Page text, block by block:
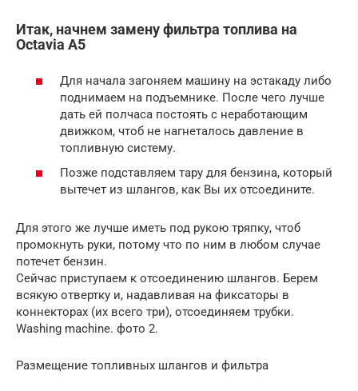
Итак, начнем замену фильтра топлива на
Octavia А5
Для начала загоняем машину на эстакаду либо
поднимаем на подъемнике. После чего лучше
дать ей полчаса постоять с неработающим
движком, чтоб не нагнеталось давление в
топливную систему.
Позже подставляем тару для бензина, который
вытечет из шлангов, как Вы их отсоедините.
Для этого же лучше иметь под рукою тряпку, чтоб
промокнуть руки, потому что по ним в любом случае
потечет бензин.
Сейчас приступаем к отсоединению шлангов. Берем
всякую отвертку и, надавливая на фиксаторы в
коннекторах (их всего три), отсоединяем трубки.
Washing machine. фото 2.
Размещение топливных шлангов и фильтра